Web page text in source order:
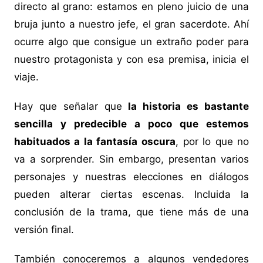
directo al grano: estamos en pleno juicio de una
bruja junto a nuestro jefe, el gran sacerdote. Ahí
ocurre algo que consigue un extraño poder para
nuestro protagonista y con esa premisa, inicia el
viaje.
Hay que señalar que la historia es bastante
sencilla y predecible a poco que estemos
habituados a la fantasía oscura, por lo que no
va a sorprender. Sin embargo, presentan varios
personajes y nuestras elecciones en diálogos
pueden alterar ciertas escenas. Incluida la
conclusión de la trama, que tiene más de una
versión final.
También conoceremos a algunos vendedores